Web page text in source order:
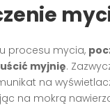
procesu mycia,
myjnię.
na
na mokrą